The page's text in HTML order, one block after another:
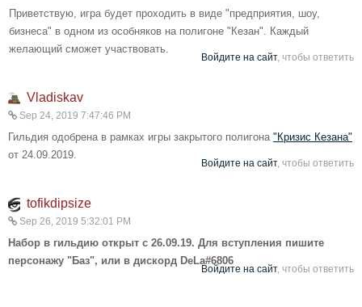
Приветствую, игра будет проходить в виде "предприятия, шоу,
бизнеса" в одном из особняков на полигоне "Кезан". Каждый
желающий сможет участвовать.
Войдите на сайт, чтобы ответить
Vladiskav
Sep 24, 2019 7:47:46 PM
Гильдия одобрена в рамках игры закрытого полигона "Кризис Кезана"
от 24.09.2019.
Войдите на сайт, чтобы ответить
tofikdipsize
Sep 26, 2019 5:32:01 PM
Набор в гильдию открыт с 26.09.19. Для вступления пишите
персонажу "Баз", или в дискорд DeLa#6806
Войдите на сайт, чтобы ответить